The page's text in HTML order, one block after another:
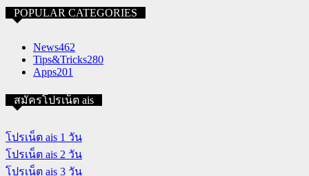
POPULAR CATEGORIES
News462
Tips&Tricks280
Apps201
สมัครโปรเน็ต ais
โปรเน็ต ais 1 วัน
โปรเน็ต ais 2 วัน
โปรเน็ต ais 3 วัน